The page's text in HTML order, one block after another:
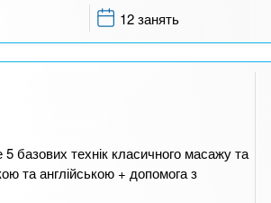
12 занять
базових технік класичного масажу та
та англійською + допомога з